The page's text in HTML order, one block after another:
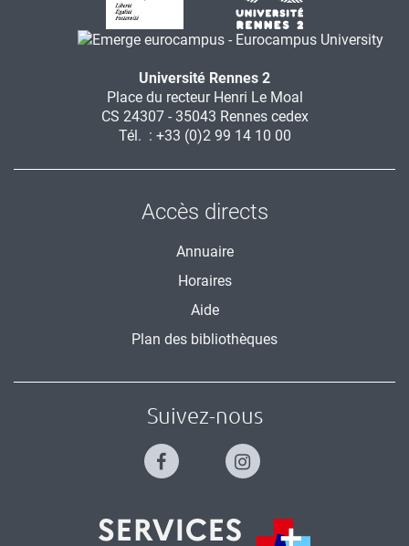
Université Rennes 2
Place du recteur Henri Le Moal
CS 24307 - 35043 Rennes cedex
Tél. : +33 (0)2 99 14 10 00
Accès directs
Annuaire
Horaires
Aide
Plan des bibliothèques
Suivez-nous